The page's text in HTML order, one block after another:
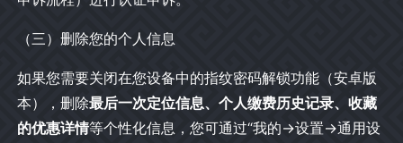
（三）删除您的个人信息
如果您需要关闭在您设备中的指纹密码解锁功能（安卓版
本），删除最后一次定位信息、个人缴费历史记录、收藏
的优惠详情等个性化信息，您可通过“我的→设置→通用设